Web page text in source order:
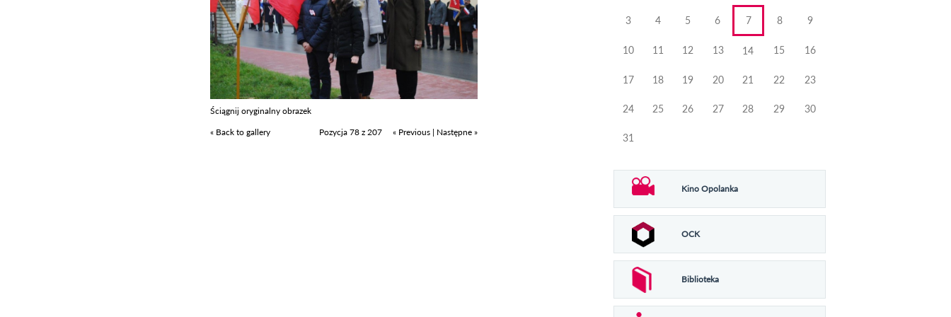
Ściągnij oryginalny obrazek
« Back to gallery
Pozycja 78 z 207 « Previous | Następne »
3 4 5 6 7 8 9
10 11 12 13 14 15 16
17 18 19 20 21 22 23
24 25 26 27 28 29 30
31
Kino Opolanka
OCK
Biblioteka